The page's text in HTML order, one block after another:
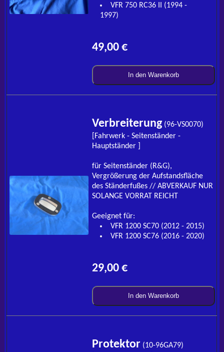
VFR 750 RC36 II (1994 -
1997)
49,00 €
In den Warenkorb
Verbreiterung (96-VS0070)
[Fahrwerk - Seitenständer -
Hauptständer ]
für Seitenständer (R&G),
Vergrößerung der Aufstandsfläche
des Ständerfußes // ABVERKAUF NUR
SOLANGE VORRAT REICHT
Geeignet für:
VFR 1200 SC70 (2012 - 2015)
VFR 1200 SC76 (2016 - 2020)
29,00 €
In den Warenkorb
Protektor (10-96GA79)